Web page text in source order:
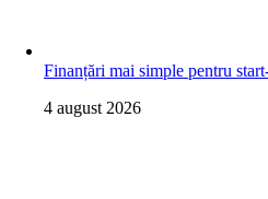
Finanțări mai simple pentru
4 august 2026